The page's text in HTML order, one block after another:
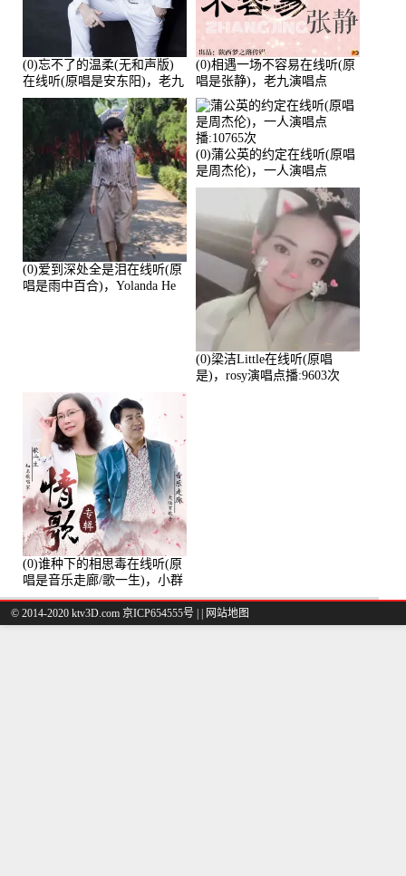
(0)忘不了的温柔(无和声版)
在线听(原唱是安东阳)，老九
演唱点播:17392次
(0)相遇一场不容易在线听(原
唱是张静)，老九演唱点
播:11453次
(0)爱到深处全是泪在线听(原
唱是雨中百合)，Yolanda He
(0)蒲公英的约定在线听(原唱
是周杰伦)，一人演唱点
播:10765次
(0)梁洁Little在线听(原唱
是)，rosy演唱点播:9603次
(0)谁种下的相思毒在线听(原
唱是音乐走廊/歌一生)，小群
演唱点播:8975次
© 2014-2020 ktv3D.com 京ICP654555号 | | 网站地图